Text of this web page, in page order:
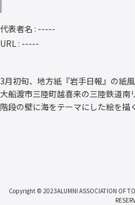
代表者名 : -----
URL : -----
3月初旬、地方紙『岩手日報』の紙
大船渡市三陸町越喜来の三陸鉄道南
階段の壁に海をテーマにした絵を描
Copyright © 2023ALUMNI ASSOCIATION OF